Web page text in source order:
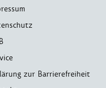
zur Barrierefreiheit